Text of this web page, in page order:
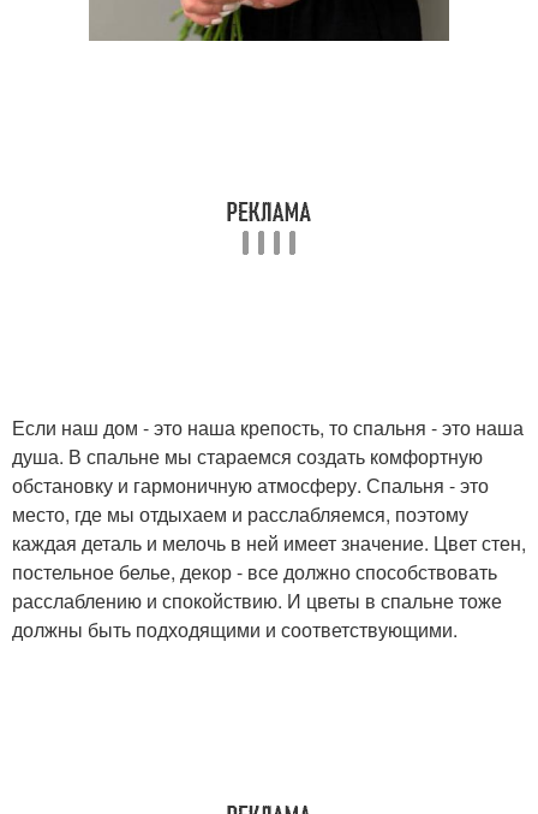
Если наш дом - это наша крепость, то спальня - это наша
душа. В спальне мы стараемся создать комфортную
обстановку и гармоничную атмосферу. Спальня - это
место, где мы отдыхаем и расслабляемся, поэтому
каждая деталь и мелочь в ней имеет значение. Цвет стен,
постельное белье, декор - все должно способствовать
расслаблению и спокойствию. И цветы в спальне тоже
должны быть подходящими и соответствующими.